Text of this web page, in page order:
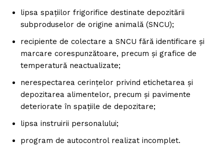
lipsa spațiilor frigorifice destinate depozitării
subproduselor de origine animală (SNCU);
recipiente de colectare a SNCU fără identificare și
marcare corespunzătoare, precum și grafice de
temperatură neactualizate;
nerespectarea cerințelor privind etichetarea și
depozitarea alimentelor, precum și pavimente
deteriorate în spațiile de depozitare;
lipsa instruirii personalului;
program de autocontrol realizat incomplet.